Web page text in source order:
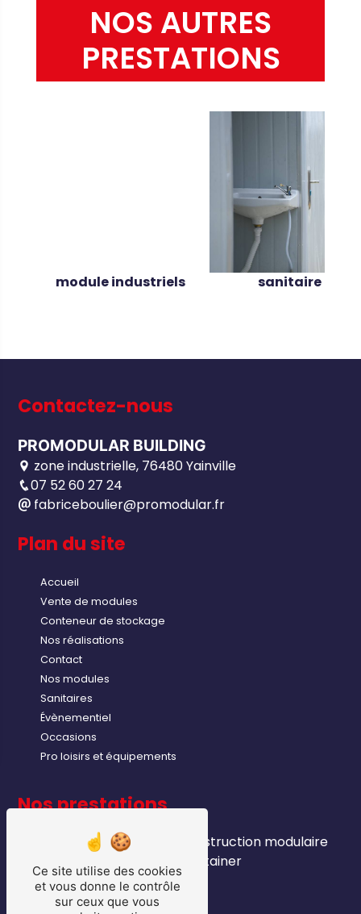
NOS AUTRES
PRESTATIONS
module industriels sanitaire
Contactez-nous
PROMODULAR BUILDING
zone industrielle, 76480 Yainville
07 52 60 27 24
fabriceboulier@promodular.fr
Plan du site
Accueil
Vente de modules
Conteneur de stockage
Nos réalisations
Contact
Nos modules
Sanitaires
Évènementiel
Occasions
Pro loisirs et équipements
Nos prestations
module industriels
location bungalows
module chantier
construction modulaire
container
Ce site utilise des cookies
et vous donne le contrôle
sur ceux que vous